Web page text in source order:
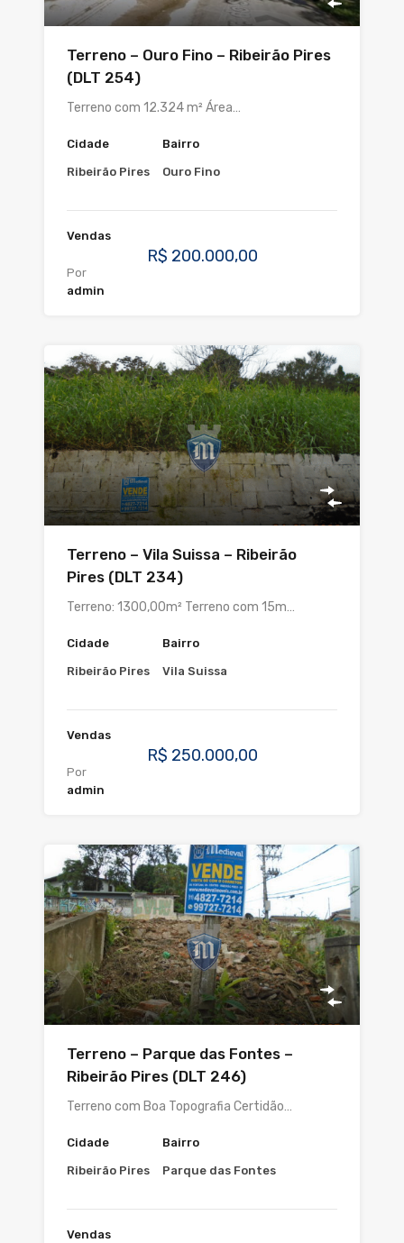
Terreno – Ouro Fino – Ribeirão Pires
(DLT 254)
Terreno com 12.324 m² Área…
Cidade
Ribeirão Pires
Bairro
Ouro Fino
Vendas
R$ 200.000,00
Por
admin
Terreno – Vila Suissa – Ribeirão
Pires (DLT 234)
Terreno: 1300,00m² Terreno com 15m…
Cidade
Ribeirão Pires
Bairro
Vila Suissa
Vendas
R$ 250.000,00
Por
admin
Terreno – Parque das Fontes –
Ribeirão Pires (DLT 246)
Terreno com Boa Topografia Certidão…
Cidade
Ribeirão Pires
Bairro
Parque das Fontes
Vendas